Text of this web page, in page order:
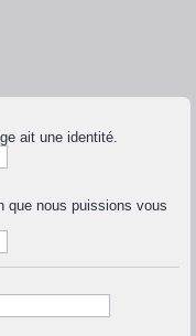
ait une identité.
que nous puissions vous